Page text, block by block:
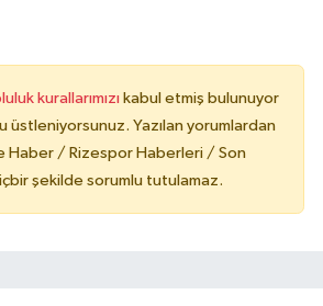
kurallarımızı kabul etmiş bulunuyor
üstleniyorsunuz. Yazılan yorumlardan
Haber / Rizespor Haberleri / Son
şekilde sorumlu tutulamaz.